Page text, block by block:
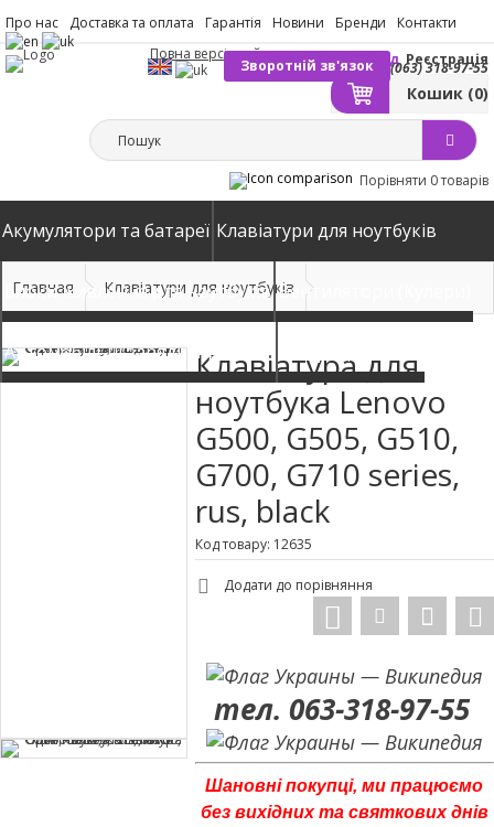
Про нас Доставка та оплата Гарантія Новини Бренди Контакти
(063) 318-97-55
Зворотній зв'язокВхід Реєстрація
Кошик (0)
Повна версія сайту
Порівняти 0 товарів
Акумулятори та батареї Клавіатури для ноутбуків
Блоки живлення для ноутбуків Вентилятори (Кулери)
Автомобільні зарядні пристрої
Главная Клавіатури для ноутбуків
Клавіатура для
ноутбука Lenovo
G500, G505, G510,
G700, G710 series,
rus, black
Код товару: 12635
Додати до порівняння
тел. 063-318-97-55
Шановні покупці, ми працюємо
без вихідних та святкових днів